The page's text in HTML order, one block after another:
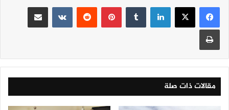
لينكدإن بينتيريست
مقالات ذات صلة